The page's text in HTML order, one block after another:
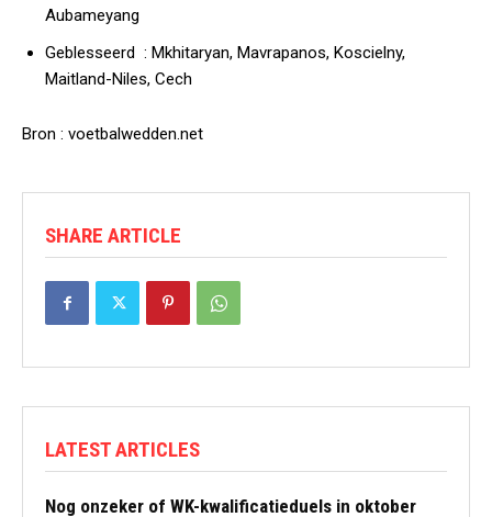
Aubameyang
Geblesseerd : Mkhitaryan, Mavrapanos, Koscielny,
Maitland-Niles, Cech
Bron : voetbalwedden.net
SHARE ARTICLE
LATEST ARTICLES
Nog onzeker of WK-kwalificatieduels in oktober